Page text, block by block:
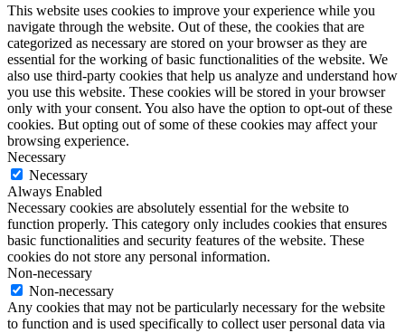
This website uses cookies to improve your experience while you
navigate through the website. Out of these, the cookies that are
categorized as necessary are stored on your browser as they are
essential for the working of basic functionalities of the website. We
also use third-party cookies that help us analyze and understand how
you use this website. These cookies will be stored in your browser
only with your consent. You also have the option to opt-out of these
cookies. But opting out of some of these cookies may affect your
browsing experience.
Necessary
Necessary
Always Enabled
Necessary cookies are absolutely essential for the website to
function properly. This category only includes cookies that ensures
basic functionalities and security features of the website. These
cookies do not store any personal information.
Non-necessary
Non-necessary
Any cookies that may not be particularly necessary for the website
to function and is used specifically to collect user personal data via